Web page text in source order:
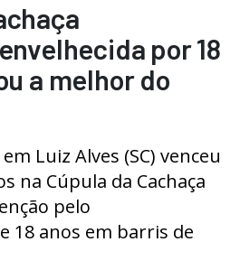
por 18
a melhor do
Luiz Alves (SC) venceu
na Cúpula da Cachaça
pelo
18 anos em barris de